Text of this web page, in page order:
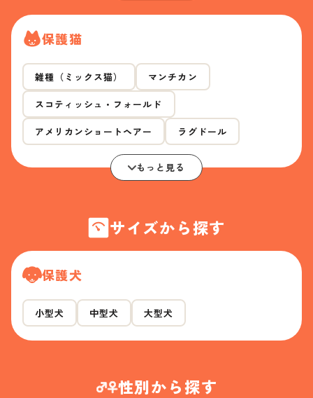
保護猫
雑種（ミックス猫） マンチカン
スコティッシュ・フォールド
アメリカンショートヘアー ラグドール
もっと見る
サイズから探す
保護犬
小型犬 中型犬 大型犬
性別から探す